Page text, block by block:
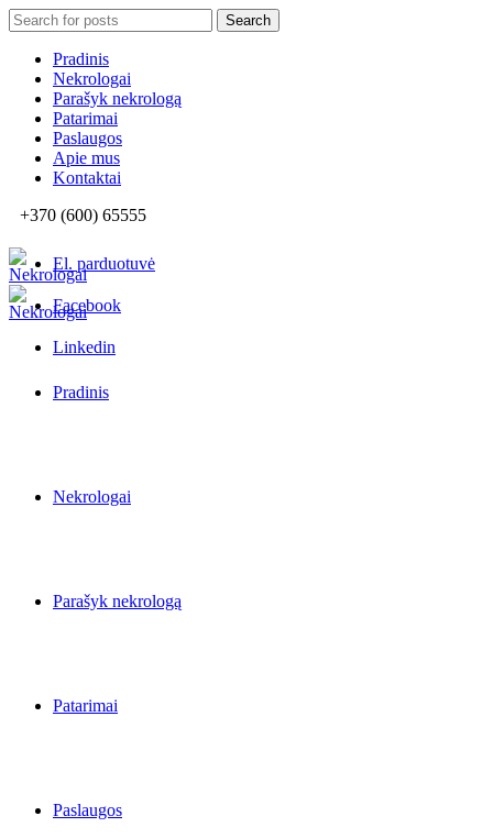
Search
for:
Search
Pradinis
Nekrologai
Parašyk nekrologą
Patarimai
Paslaugos
Apie mus
Kontaktai
+370 (600) 65555
El. parduotuvė
Facebook
Linkedin
Pradinis
Nekrologai
Parašyk nekrologą
Patarimai
Paslaugos